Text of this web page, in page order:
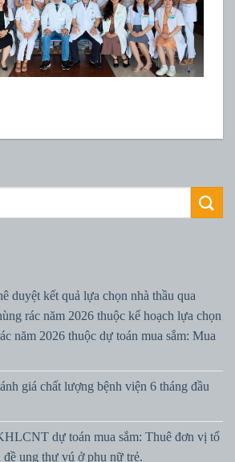
duyệt kết quả lựa chọn nhà thầu qua
rác năm 2026 thuộc kế hoạch lựa chọn
năm 2026 thuộc dự toán mua sắm: Mua
giá chất lượng bệnh viện 6 tháng đầu
dự toán mua sắm: Thuê đơn vị tổ
ung thư vú ở phụ nữ trẻ.